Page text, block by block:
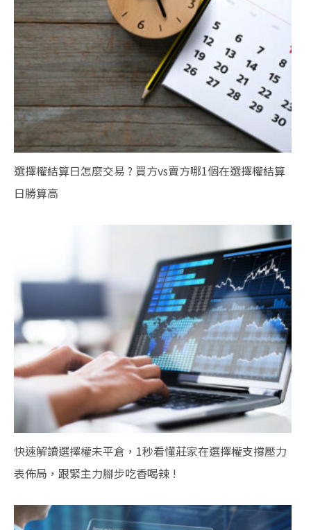
選擇權結算日怎麼交易 ? 買方vs賣方哪1個在選擇權結算
日勝算高
快速解讀選擇權未平倉，1秒看懂莊家在選擇權支撐壓力
表佈局，跟緊主力腳步吃香喝辣 !